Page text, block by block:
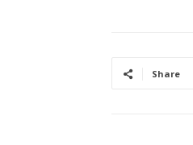
Share